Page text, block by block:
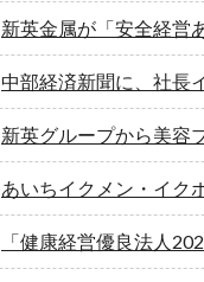
新英金属が「安全経
中部経済新聞に、社長
新英グループから美容
あいちイクメン・イク
「健康経営優良法人